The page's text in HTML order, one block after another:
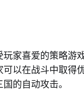
家喜爱的策略游
可以在战斗中取得
的自动攻击。